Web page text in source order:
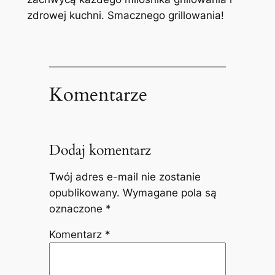
zdrowej kuchni. Smacznego grillowania!
Komentarze
Dodaj komentarz
Twój adres e-mail nie zostanie
opublikowany. Wymagane pola są
oznaczone *
Komentarz *